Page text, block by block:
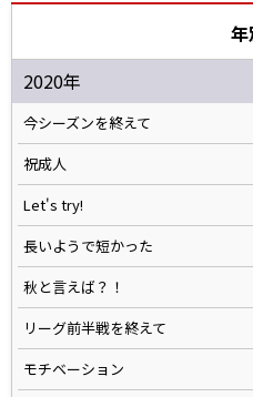
年
2020年
今シーズンを終えて
祝成人
Let's try!
長いようで短かった
秋と言えば？！
リーグ前半戦を終えて
モチベーション